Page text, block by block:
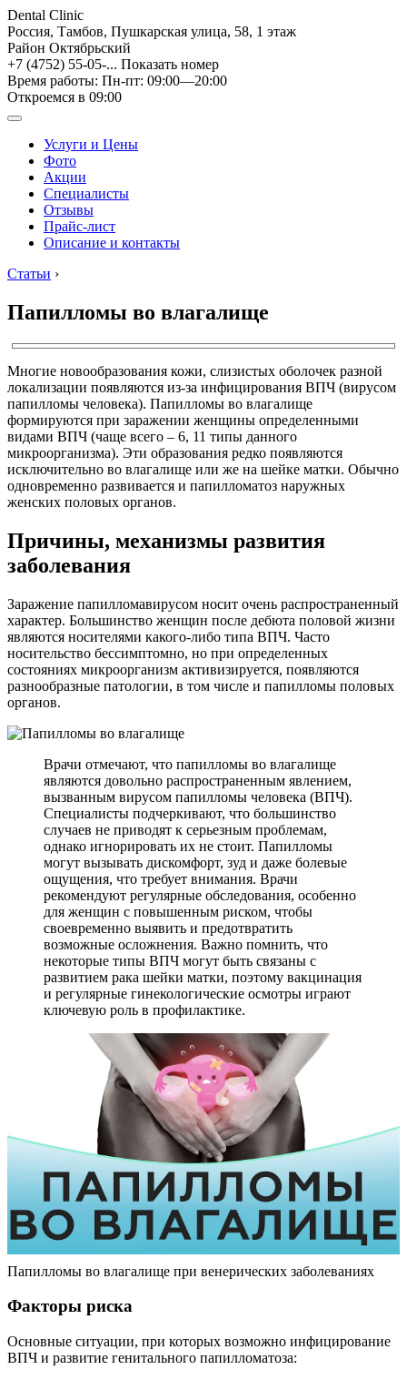
Dental Clinic
Россия, Тамбов, Пушкарская улица, 58, 1 этаж
Район Октябрьский
+7 (4752) 55-05-... Показать номер
Время работы: Пн-пт: 09:00—20:00
Откроемся в 09:00
Услуги и Цены
Фото
Акции
Специалисты
Отзывы
Прайс-лист
Описание и контакты
Статьи ›
Папилломы во влагалище
Многие новообразования кожи, слизистых оболочек разной
локализации появляются из-за инфицирования ВПЧ (вирусом
папилломы человека). Папилломы во влагалище
формируются при заражении женщины определенными
видами ВПЧ (чаще всего – 6, 11 типы данного
микроорганизма). Эти образования редко появляются
исключительно во влагалище или же на шейке матки. Обычно
одновременно развивается и папилломатоз наружных
женских половых органов.
Причины, механизмы развития
заболевания
Заражение папилломавирусом носит очень распространенный
характер. Большинство женщин после дебюта половой жизни
являются носителями какого-либо типа ВПЧ. Часто
носительство бессимптомно, но при определенных
состояниях микроорганизм активизируется, появляются
разнообразные патологии, в том числе и папилломы половых
органов.
Врачи отмечают, что папилломы во влагалище
являются довольно распространенным явлением,
вызванным вирусом папилломы человека (ВПЧ).
Специалисты подчеркивают, что большинство
случаев не приводят к серьезным проблемам,
однако игнорировать их не стоит. Папилломы
могут вызывать дискомфорт, зуд и даже болевые
ощущения, что требует внимания. Врачи
рекомендуют регулярные обследования, особенно
для женщин с повышенным риском, чтобы
своевременно выявить и предотвратить
возможные осложнения. Важно помнить, что
некоторые типы ВПЧ могут быть связаны с
развитием рака шейки матки, поэтому вакцинация
и регулярные гинекологические осмотры играют
ключевую роль в профилактике.
Папилломы во влагалище при венерических заболеваниях
Факторы риска
Основные ситуации, при которых возможно инфицирование
ВПЧ и развитие генитального папилломатоза: